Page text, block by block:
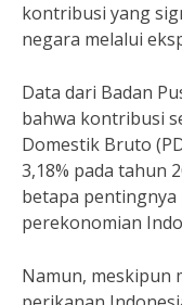
kontribusi yang
negara melalui
Data dari Badan
bahwa kontribusi
Domestik Bruto
3,18% pada tahun
betapa
perekonomian
Namun, meskipun